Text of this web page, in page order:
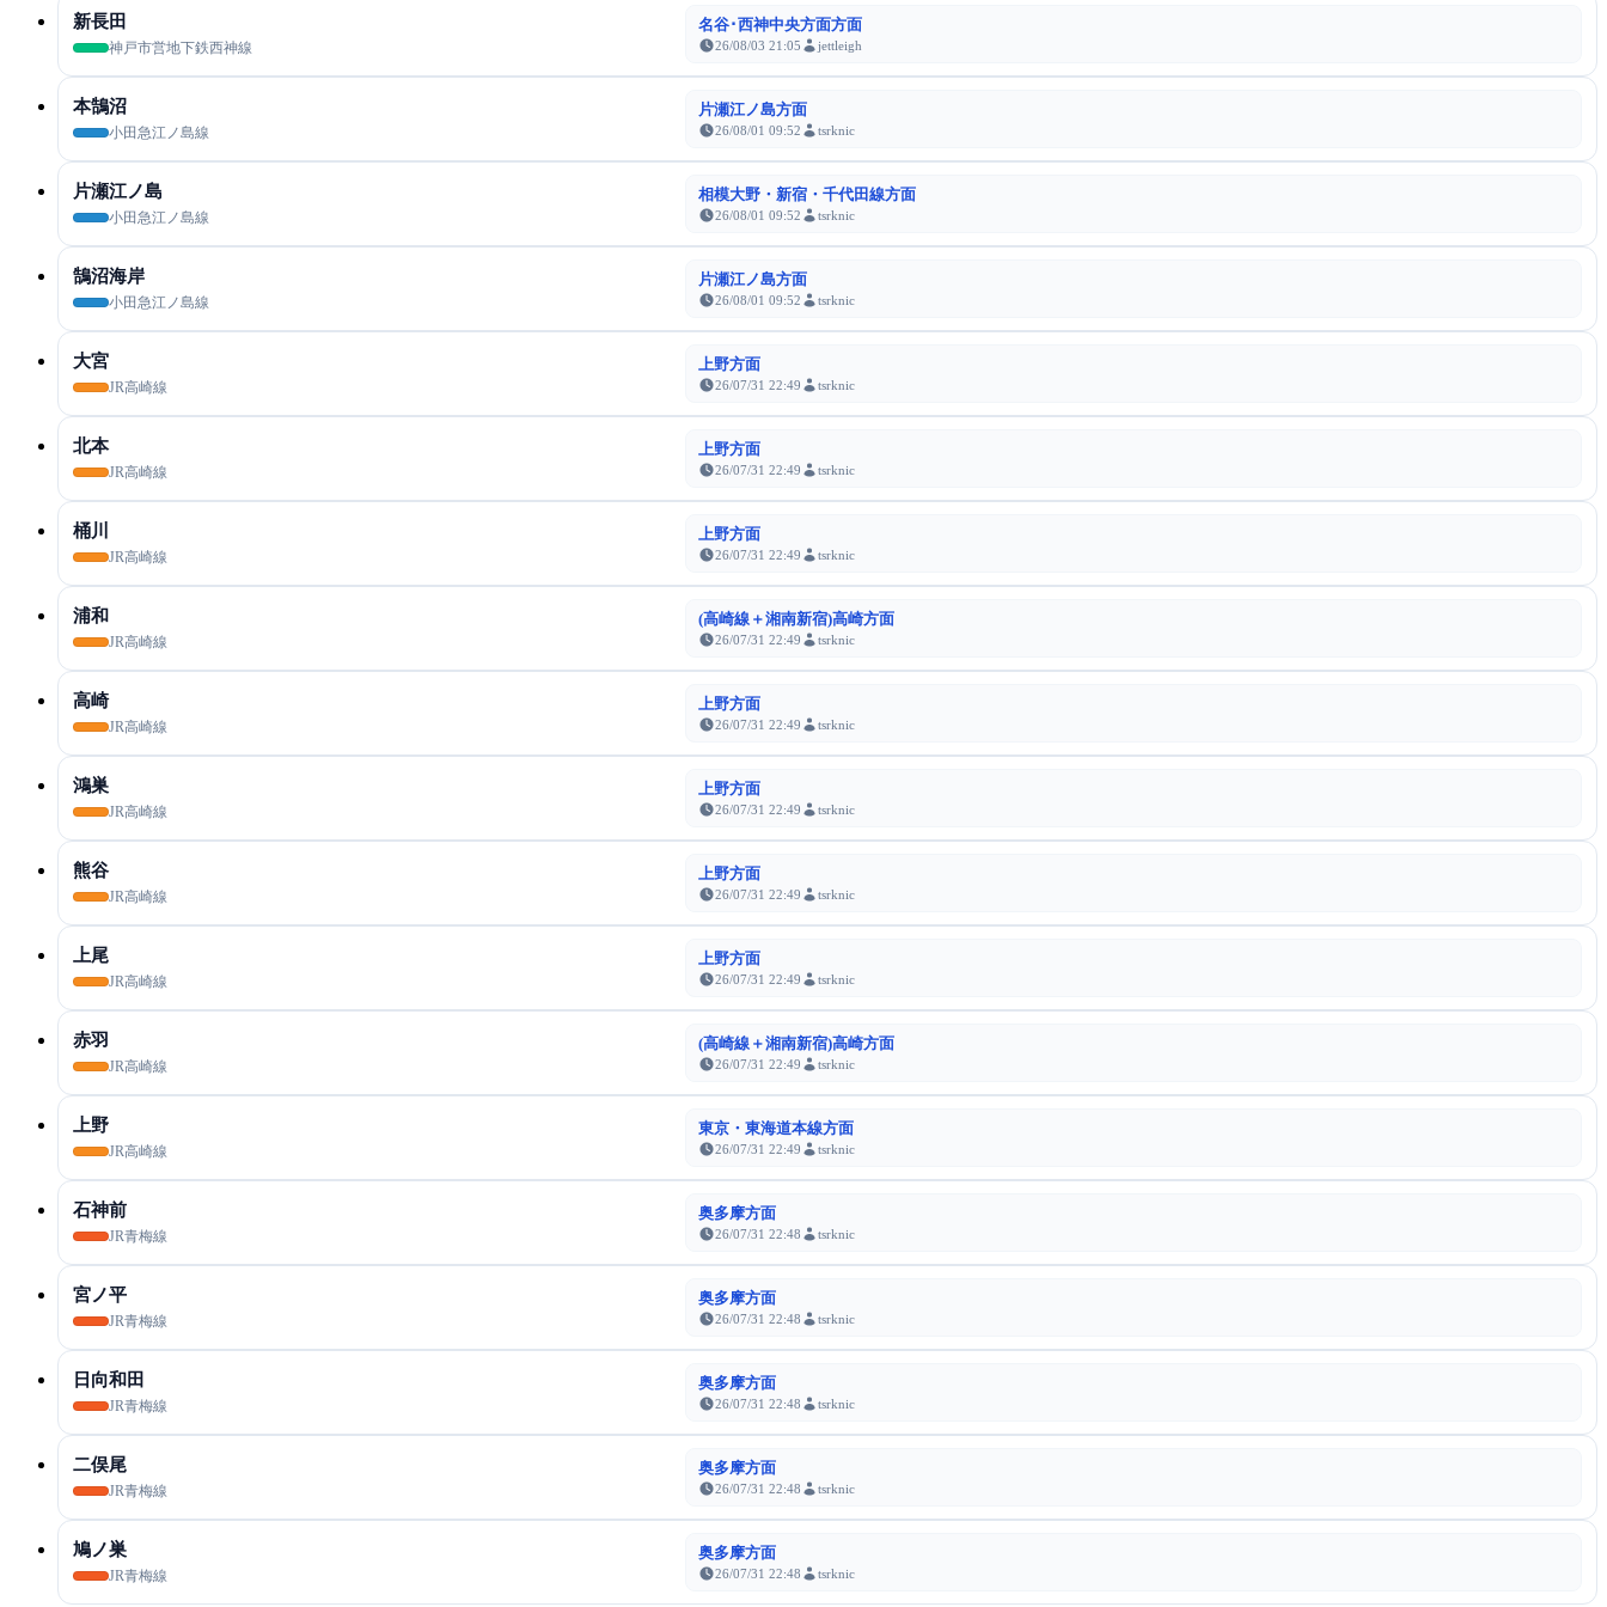
新長田
神戸市営地下鉄西神線
名谷･西神中央方面方面
26/08/03 21:05 jettleigh
本鵠沼
小田急江ノ島線
片瀬江ノ島方面
26/08/01 09:52 tsrknic
片瀬江ノ島
小田急江ノ島線
相模大野・新宿・千代田線方面
26/08/01 09:52 tsrknic
鵠沼海岸
小田急江ノ島線
片瀬江ノ島方面
26/08/01 09:52 tsrknic
大宮
JR高崎線
上野方面
26/07/31 22:49 tsrknic
北本
JR高崎線
上野方面
26/07/31 22:49 tsrknic
桶川
JR高崎線
上野方面
26/07/31 22:49 tsrknic
浦和
JR高崎線
(高崎線＋湘南新宿)高崎方面
26/07/31 22:49 tsrknic
高崎
JR高崎線
上野方面
26/07/31 22:49 tsrknic
鴻巣
JR高崎線
上野方面
26/07/31 22:49 tsrknic
熊谷
JR高崎線
上野方面
26/07/31 22:49 tsrknic
上尾
JR高崎線
上野方面
26/07/31 22:49 tsrknic
赤羽
JR高崎線
(高崎線＋湘南新宿)高崎方面
26/07/31 22:49 tsrknic
上野
JR高崎線
東京・東海道本線方面
26/07/31 22:49 tsrknic
石神前
JR青梅線
奥多摩方面
26/07/31 22:48 tsrknic
宮ノ平
JR青梅線
奥多摩方面
26/07/31 22:48 tsrknic
日向和田
JR青梅線
奥多摩方面
26/07/31 22:48 tsrknic
二俣尾
JR青梅線
奥多摩方面
26/07/31 22:48 tsrknic
鳩ノ巣
JR青梅線
奥多摩方面
26/07/31 22:48 tsrknic